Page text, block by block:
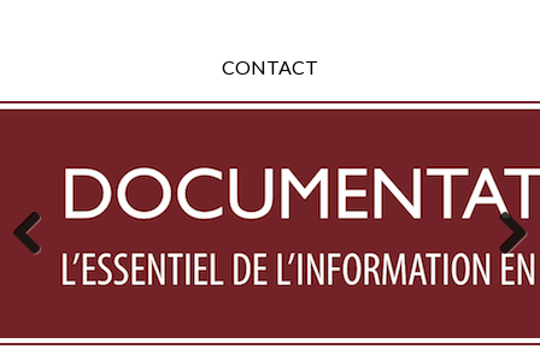
CONTACT
Previous Next